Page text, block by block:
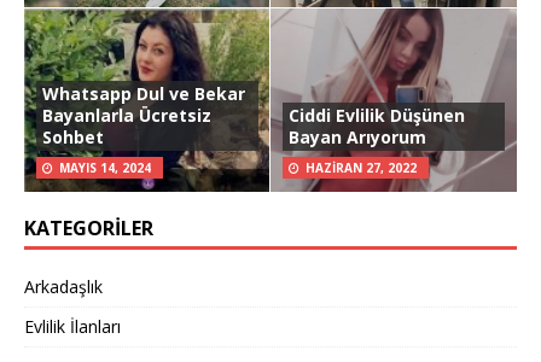
Whatsapp Dul ve Bekar
Bayanlarla Ücretsiz
Sohbet
MAYIS 14, 2024
Ciddi Evlilik Düşünen
Bayan Arıyorum
HAZIRAN 27, 2022
KATEGORILER
Arkadaşlık
Evlilik İlanları